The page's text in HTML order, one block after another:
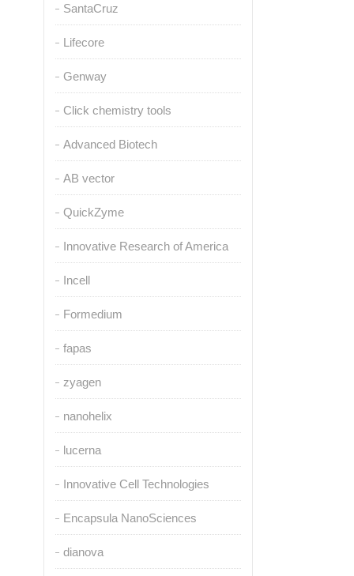
SantaCruz
Lifecore
Genway
Click chemistry tools
Advanced Biotech
AB vector
QuickZyme
Innovative Research of America
Incell
Formedium
fapas
zyagen
nanohelix
lucerna
Innovative Cell Technologies
Encapsula NanoSciences
dianova